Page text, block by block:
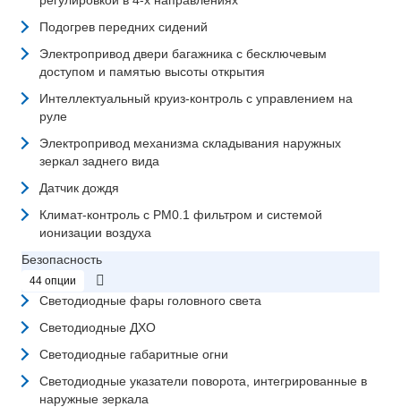
Подогрев передних сидений
Электропривод двери багажника с бесключевым
доступом и памятью высоты открытия
Интеллектуальный круиз-контроль с управлением на
руле
Электропривод механизма складывания наружных
зеркал заднего вида
Датчик дождя
Климат-контроль с PM0.1 фильтром и системой
ионизации воздуха
Безопасность
44 опции
Светодиодные фары головного света
Светодиодные ДХО
Светодиодные габаритные огни
Светодиодные указатели поворота, интегрированные в
наружные зеркала